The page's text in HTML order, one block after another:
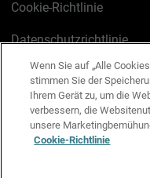
Cookie-Richtlinie
Datenschutzrichtlinie
Media & Brand Kit
E-Mail-Präferenzen
Wenn Sie auf „Alle
stimmen Sie der
Ihrem Gerät zu, um die
verbessern, die
unsere
Cookie-Richtlinie